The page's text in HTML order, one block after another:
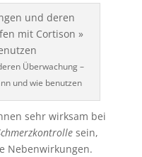
Überwachung –
und wie benutzen
sehr wirksam bei
sein,
Nebenwirkungen.